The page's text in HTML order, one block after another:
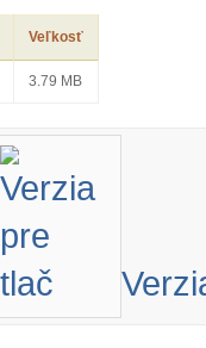
Veľkosť
3.79 MB